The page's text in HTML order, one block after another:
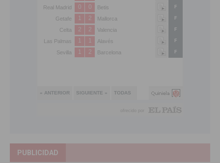
PUBLICIDAD